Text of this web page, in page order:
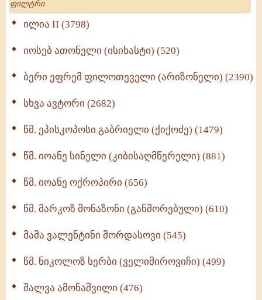
მრევლისათვის (545)
Wisdomge (514)
ქადაგებანი გაბრიელ ეპისკოპოსისა - II ტომი
სულიერი ცხოვრების სახელმძღვანელო -
ნაწილი II (369)
ილია II (3798)
იოსებ ათონელი (ისიხასტი) (520)
ბერი ეფრემ ფილოთეველი (არიზონელი) (2390)
სხვა ავტორი (2682)
წმ. ეპისკოპოსი გაბრიელი (ქიქოძე) (1479)
წმ. იოანე სინელი (კიბისაღმწერელი) (881)
წმ. იოანე ოქროპირი (656)
წმ. მარკოზ მონაზონი (განშორებული) (610)
მამა ვალენტინი მორდასოვი (545)
წმ. ნიკოლოზ სერბი (ველიმიროვიჩი) (499)
შალვა ამონაშვილი (476)